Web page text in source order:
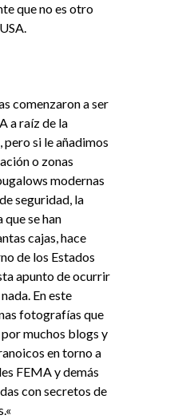
que no es otro
comenzaron a ser
a raíz de la
si le añadimos
o zonas
modernas
seguridad, la
se han
cajas, hace
de los Estados
apunto de ocurrir
En este
fotografías que
muchos blogs y
en torno a
FEMA y demás
con secretos de
«